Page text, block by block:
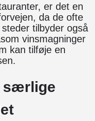
er det en
da de ofte
tilbyder også
vinsmagninger
kan tilføje en
særlige